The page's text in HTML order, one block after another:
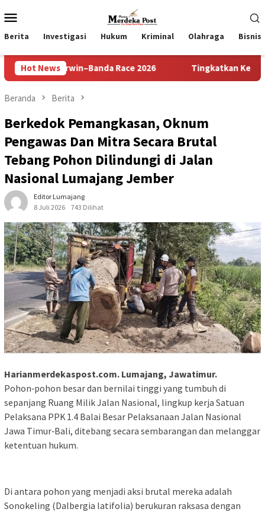
ke
kontenMobile
Berita Investigasi Hukum Kriminal Olahraga Bisnis
Hot NewsRace 2026 Tingkatkan Keimanan dan Rasa
Beranda Berita
Berkedok Pemangkasan, Oknum
Pengawas Dan Mitra Secara Brutal
Tebang Pohon Dilindungi di Jalan
Nasional Lumajang Jember
Editor Lumajang
8 Juli 2026
743 Dilihat
Harianmerdekaspost.com. Lumajang, Jawatimur.
Pohon‑pohon besar dan bernilai tinggi yang tumbuh di
sepanjang Ruang Milik Jalan Nasional, lingkup kerja Satuan
Pelaksana PPK 1.4 Balai Besar Pelaksanaan Jalan Nasional
Jawa Timur‑Bali, ditebang secara sembarangan dan melanggar
ketentuan hukum.
Di antara pohon yang menjadi aksi brutal mereka adalah
Sonokeling (Dalbergia latifolia) berukuran raksasa dengan